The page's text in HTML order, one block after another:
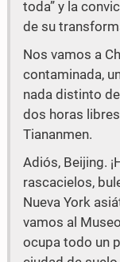
toda” y la
de su
Nos vamos a
contaminada,
nada distinto
dos horas
Tiananmen.
Adiós, Beijing.
rascacielos,
Nueva York
vamos al
ocupa todo un